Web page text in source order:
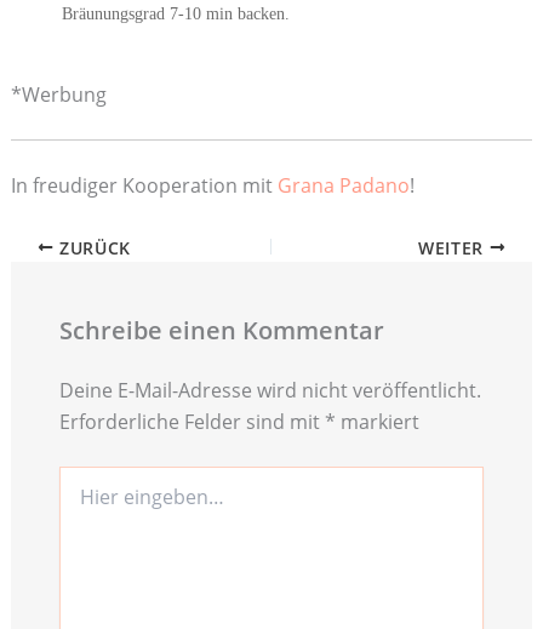
Bräunungsgrad 7-10 min backen.
*Werbung
In freudiger Kooperation mit Grana Padano!
ZURÜCK WEITER
Schreibe einen Kommentar
Deine E-Mail-Adresse wird nicht veröffentlicht.
Erforderliche Felder sind mit * markiert
eingeben…